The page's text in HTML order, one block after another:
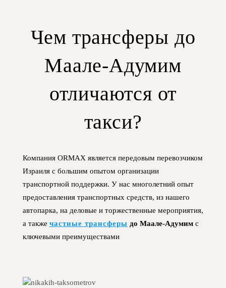
Чем трансферы до
Маале-Адумим
отличаются от
такси?
Компания ORMAX является передовым перевозчиком
Израиля с большим опытом организации
транспортной поддержки. У нас многолетний опыт
предоставления транспортных средств, из нашего
автопарка, на деловые и торжественные мероприятия,
а также частные трансферы до Маале-Адумим с
ключевыми преимуществами